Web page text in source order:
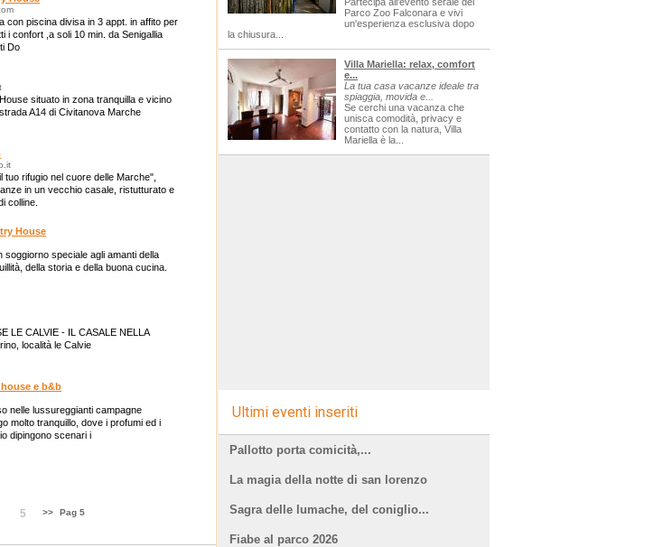
con piscina divisa in 3 appt. in affito per
i confort ,a soli 10 min. da Senigallia
Do
situato in zona tranquilla e vicino
A14 di Civitanova Marche
tuo rifugio nel cuore delle Marche",
in un vecchio casale, ristutturato e
colline.
House
soggiorno speciale agli amanti della
della storia e della buona cucina.
LE CALVIE - IL CASALE NELLA
località le Calvie
e b&b
nelle lussureggianti campagne
molto tranquillo, dove i profumi ed i
dipingono scenari i
5 >> Pag 5
Parco Zoo Falconara e vivi
un'esperienza esclusiva dopo
la chiusura...
Villa Mariella: relax, comfort
e...
La tua casa vacanze ideale tra
spiaggia, movida e...
Se cerchi una vacanza che
unisca comodità, privacy e
contatto con la natura, Villa
Mariella è la...
Ultimi eventi inseriti
Pallotto porta comicità,...
La magia della notte di san lorenzo
Sagra delle lumache, del coniglio...
Fiabe al parco 2026